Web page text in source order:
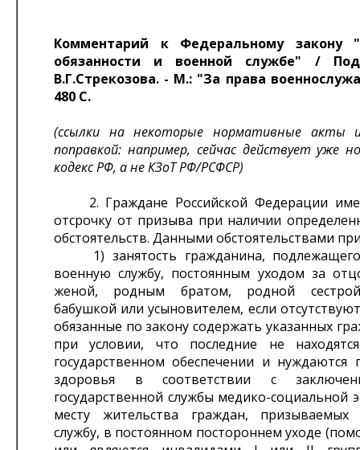
Комментарий к Федеральному закону
обязанности и военной службе" /
В.Г.Стрекозова. - М.: "За права
480 С.
(ссылки на некоторые нормативные акты
поправкой: например, сейчас действует уже
кодекс РФ, а не КЗоТ РФ/РСФСР)
2. Граждане Российской Федерации
отсрочку от призыва при наличии
обстоятельств. Данными обстоятельствами
1) занятость гражданина,
военную службу, постоянным уходом за
женой, родным братом, родной
бабушкой или усыновителем, если
обязанные по закону содержать указанных
при условии, что последние не
государственном обеспечении и нуждаются
здоровья в соответствии с
государственной службы медико-социальной
месту жительства граждан,
службу, в постоянном постороннем уходе